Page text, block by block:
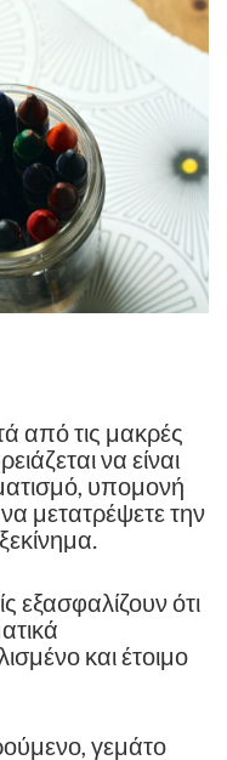
από τις μακρές
να είναι
υπομονή
μετατρέψετε την
εξασφαλίζουν ότι
και έτοιμο
γεμάτο